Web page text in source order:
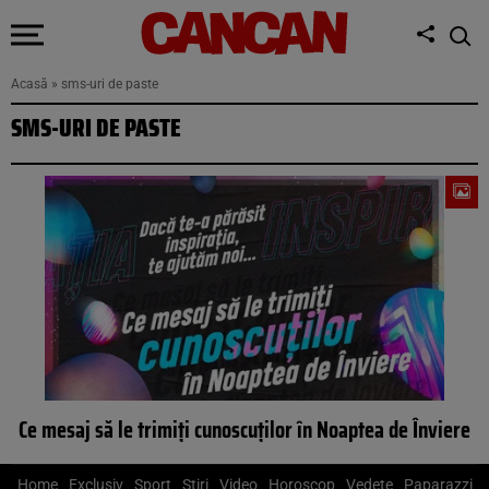
Acasă » sms-uri de paste
SMS-URI DE PASTE
Ce mesaj să le trimiți cunoscuților în Noaptea de Înviere
Home Exclusiv Sport Știri Video Horoscop Vedete Paparazzi